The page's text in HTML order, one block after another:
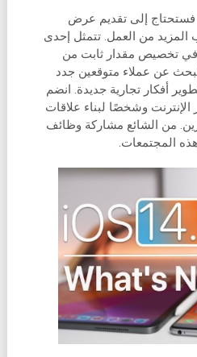
إلى تقديم عرض
المزيد من العمل. تتمثل إحدى
في تخصيص مقدار ثابت من
عن عملاء متوقعين جدد
أفكار تجارية جديدة. انضم
وشخصًا لبناء علاقات
من الشائع مشاركة وظائف
المجتمعات.